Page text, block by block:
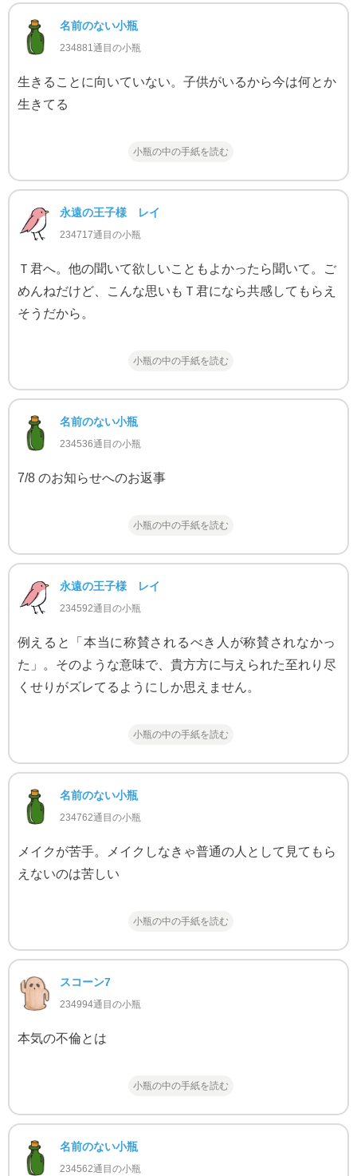
名前のない小瓶
234881通目の小瓶
生きることに向いていない。子供がいるから今は何とか
生きてる
小瓶の中の手紙を読む
永遠の王子様 レイ
234717通目の小瓶
Ｔ君へ。他の聞いて欲しいこともよかったら聞いて。ご
めんねだけど、こんな思いもＴ君になら共感してもらえ
そうだから。
小瓶の中の手紙を読む
名前のない小瓶
234536通目の小瓶
7/8 のお知らせへのお返事
小瓶の中の手紙を読む
永遠の王子様 レイ
234592通目の小瓶
例えると「本当に称賛されるべき人が称賛されなかっ
た」。そのような意味で、貴方方に与えられた至れり尽
くせりがズレてるようにしか思えません。
小瓶の中の手紙を読む
名前のない小瓶
234762通目の小瓶
メイクが苦手。メイクしなきゃ普通の人として見てもら
えないのは苦しい
小瓶の中の手紙を読む
スコーン7
234994通目の小瓶
本気の不倫とは
小瓶の中の手紙を読む
名前のない小瓶
234562通目の小瓶